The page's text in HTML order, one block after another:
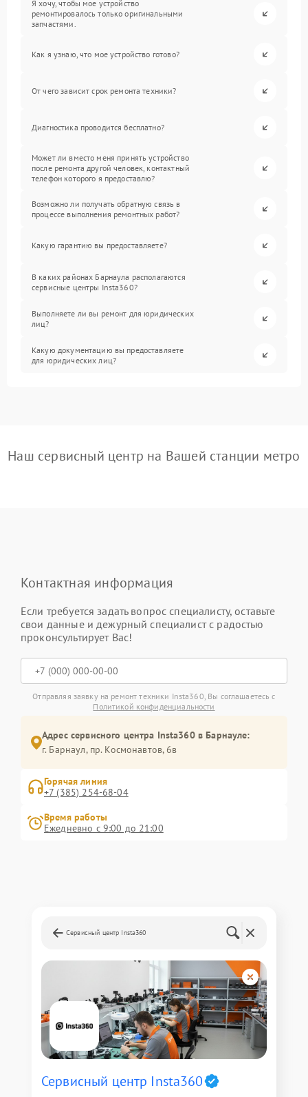
Я хочу, чтобы мое устройство
ремонтировалось только оригинальными
запчастями.
Как я узнаю, что мое устройство готово?
От чего зависит срок ремонта техники?
Диагностика проводится бесплатно?
Может ли вместо меня принять устройство
после ремонта другой человек, контактный
телефон которого я предоставлю?
Возможно ли получать обратную связь в
процессе выполнения ремонтных работ?
Какую гарантию вы предоставляете?
В каких районах Барнаула располагаются
сервисные центры Insta360?
Выполняете ли вы ремонт для юридических
лиц?
Какую документацию вы предоставляете
для юридических лиц?
Наш сервисный центр на Вашей станции метро
Контактная информация
Если требуется задать вопрос специалисту, оставьте
свои данные и дежурный специалист с радостью
проконсультирует Вас!
Отправляя заявку на ремонт техники Insta360, Вы соглашаетесь с
Политикой конфиденциальности
Адрес сервисного центра Insta360 в Барнауле:
г. Барнаул, ​пр. Космонавтов, 6в
Горячая линия
+7 (385) 254-68-04
Время работы
Ежедневно с 9:00 до 21:00
Сервисный центр Insta360
Сервисный центр Insta360